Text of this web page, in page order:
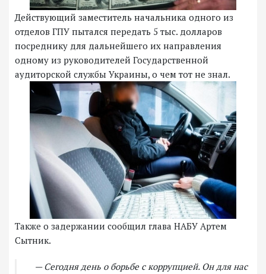
Действующий заместитель начальника одного из
отделов ГПУ пытался передать 5 тыс. долларов
посреднику для дальнейшего их направления
одному из руководителей Государственной
аудиторской службы Украины, о чем тот не знал.
Также о задержании сообщил глава НАБУ Артем
Сытник.
— Сегодня день о борьбе с коррупцией. Он для нас